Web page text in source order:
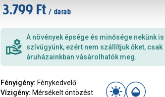
3.799 Ft / darab
A növények épsége és minősége nekünk is
szívügyünk, ezért nem szállítjuk őket, csak
áruházainkban vásárolhatók meg.
Fényigény: Fénykedvelő
Vízigény: Mérsékelt öntözést